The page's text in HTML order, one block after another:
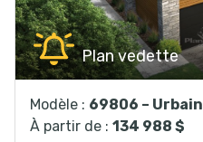
Plan vedette
Modèle : 69806 – Urbain
À partir de : 134 988 $